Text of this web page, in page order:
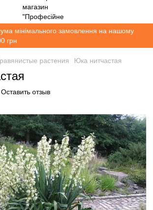
мінімального замовлення на нашому
грн
растения Юка нитчастая
Оставить отзыв